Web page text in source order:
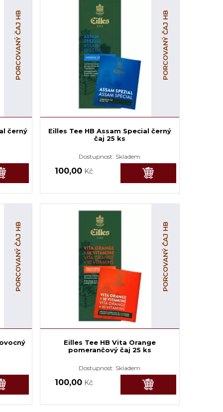
PORCOVANÝ ČAJ HB
černý
PORCOVANÝ ČAJ HB
Eilles Tee HB Assam Special černý
čaj 25 ks
Dostupnost: Skladem
100,00 Kč
PORCOVANÝ ČAJ HB PORCOVANÝ ČAJ HB
Eilles Tee HB Vita Orange
pomerančový čaj 25 ks
Dostupnost: Skladem
100,00 Kč